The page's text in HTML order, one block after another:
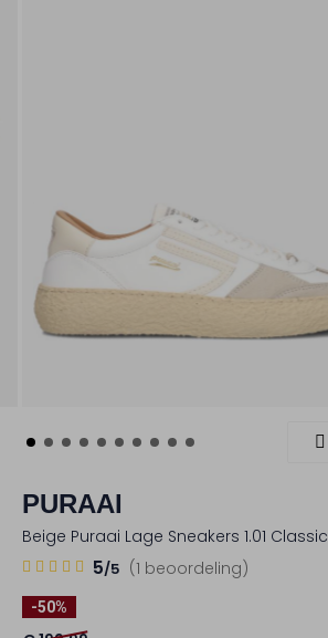
PURAAI
Beige Puraai Lage Sneakers 1.01 Classic
(1 beoordeling)
5/5
15
Sterren
-50%